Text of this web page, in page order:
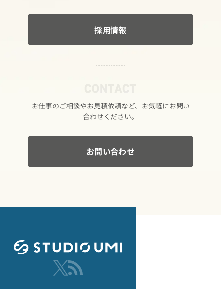
採用情報
お仕事の​ご相談や​お見積依頼など、​お気軽に​お問い​
合わせください。
お問い合わせ